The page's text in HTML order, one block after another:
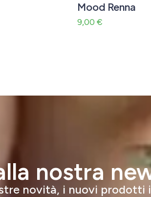
Mood Renna
9,00 €
nostra
novità, i nuovi prodotti